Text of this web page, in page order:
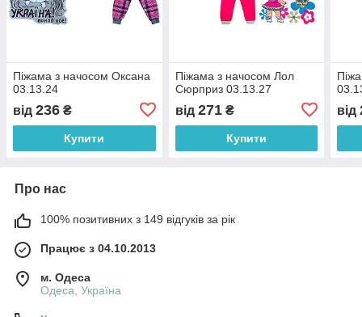
Піжама з начосом Оксана
03.13.24
від 236 ₴
Купити
Піжама з начосом Лол
Сюрприз 03.13.27
від 271₴
Купити
від
Про нас
100% позитивних з 149 відгуків за рік
Працює з 04.10.2013
м. Одеса
Одеса, Україна